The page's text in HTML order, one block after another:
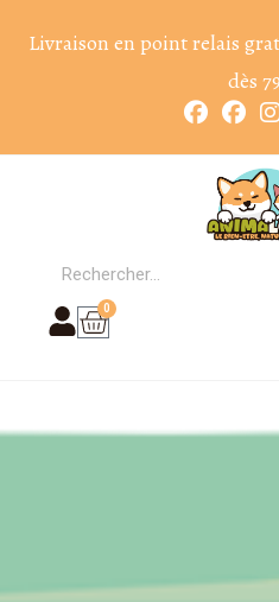
Livraison en point relais
dès
0